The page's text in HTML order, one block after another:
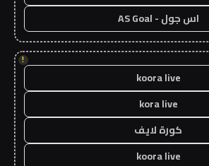
اس جول - AS Goal
!
koora live
kora live
كورة لايف
koora live